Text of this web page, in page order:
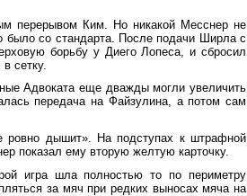
перерывом Ким. Но никакой Месснер не
было со стандарта. После подачи Ширла с
борьбу у Диего Лопеса, и сбросил
сетку.
Адвоката еще дважды могли увеличить
передача на Файзулина, а потом сам
ровно дышит». На подступах к штрафной
показал ему вторую желтую карточку.
игра шла полностью то по периметру
за мяч при редких выносах мяча на